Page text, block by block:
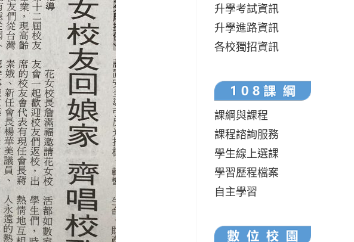
升學考試資訊
升學進路資訊
各校獨招資訊
課綱與課程
課程諮詢服務
學生線上選課
學習歷程檔案
自主學習